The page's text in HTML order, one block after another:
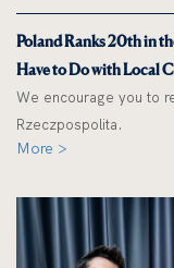
Poland Ranks 20th in
Have to Do with Local
We encourage you to
Rzeczpospolita.
More >